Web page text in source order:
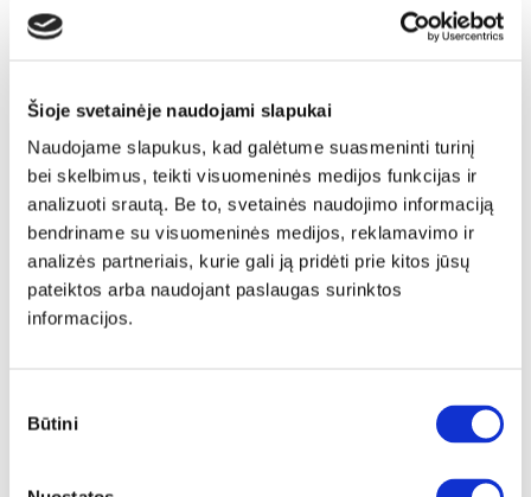
Šioje svetainėje naudojami slapukai
Naudojame slapukus, kad galėtume suasmeninti turinį
bei skelbimus, teikti visuomeninės medijos funkcijas ir
analizuoti srautą. Be to, svetainės naudojimo informaciją
bendriname su visuomeninės medijos, reklamavimo ir
analizės partneriais, kurie gali ją pridėti prie kitos jūsų
pateiktos arba naudojant paslaugas surinktos
informacijos.
pasirinkimas
Būtini
SUPER KAINA YRA SANDĖLYJE
BALTIC D naktinių staliukų komplektas (2vnt.)
Išmatavimai: A: